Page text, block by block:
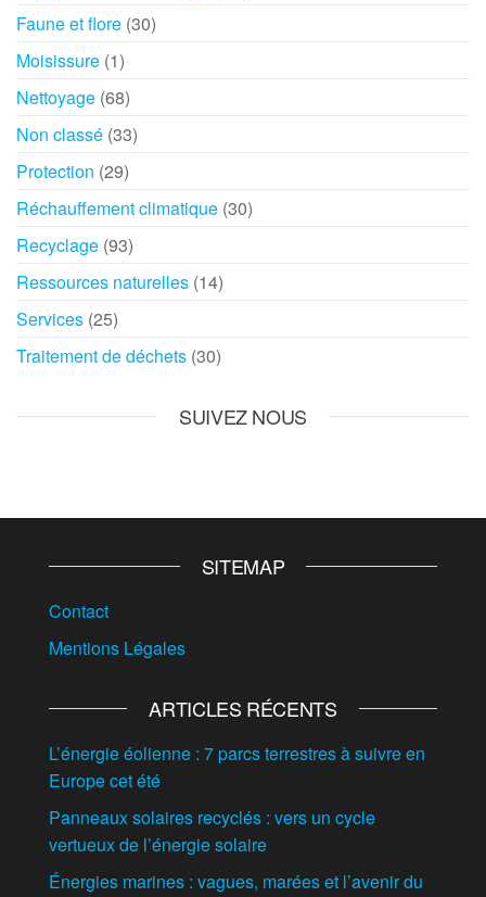
Faune et flore (30)
Moisissure (1)
Nettoyage (68)
Non classé (33)
Protection (29)
Réchauffement climatique (30)
Recyclage (93)
Ressources naturelles (14)
Services (25)
Traitement de déchets (30)
SUIVEZ NOUS
SITEMAP
Contact
Mentions Légales
ARTICLES RÉCENTS
L’énergie éolienne : 7 parcs terrestres à suivre en
Europe cet été
Panneaux solaires recyclés : vers un cycle
vertueux de l’énergie solaire
Énergies marines : vagues, marées et l’avenir du